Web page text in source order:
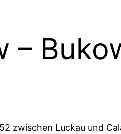
–
zwischen Luckau und